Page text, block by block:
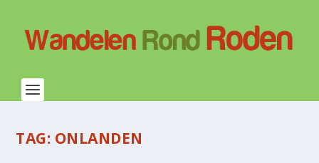
TAG: ONLANDEN